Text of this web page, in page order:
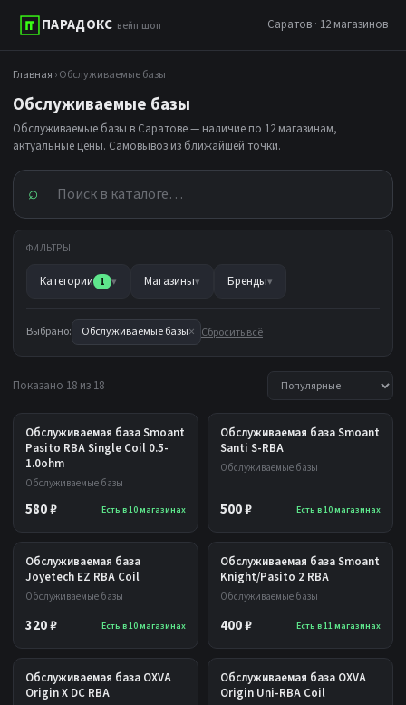
ПАРАДОКС вейп шоп Саратов · 12 магазинов
Главная › Обслуживаемые базы
Обслуживаемые базы
Обслуживаемые базы в Саратове — наличие по 12 магазинам,
актуальные цены. Самовывоз из ближайшей точки.
⌕
ФИЛЬТРЫ
Категории 1 ▾ Магазины▾ Бренды▾
Выбрано: Обслуживаемые базы× Сбросить всё
Показано 18 из 18
Обслуживаемая база Smoant
Pasito RBA Single Coil 0.5-
1.0ohm
Обслуживаемые базы
580 ₽ Есть в 10 магазинах
Обслуживаемая база Smoant
Santi S-RBA
Обслуживаемые базы
500 ₽ Есть в 10 магазинах
Обслуживаемая база
Joyetech EZ RBA Coil
Обслуживаемые базы
320 ₽ Есть в 10 магазинах
Обслуживаемая база Smoant
Knight/Pasito 2 RBA
Обслуживаемые базы
400 ₽ Есть в 11 магазинах
Обслуживаемая база OXVA
Origin X DC RBA
Обслуживаемая база OXVA
Origin Uni-RBA Coil